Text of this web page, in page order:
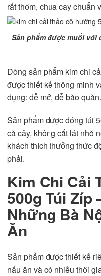
rất thơm, chua cay chuẩn
Sản phẩm được muối với
Dòng sản phẩm kim chi
được thiết kế thông minh
dụng: dễ mở, dễ bảo quản.
Sản phẩm được đóng túi
cả cây, không cắt lát nhỏ
khách thích thưởng thức
phải.
Kim Chi Cải
500g Túi Zíp
Những Bà
Ăn
Sản phẩm được thiết kế
nấu ăn và có nhiều thời